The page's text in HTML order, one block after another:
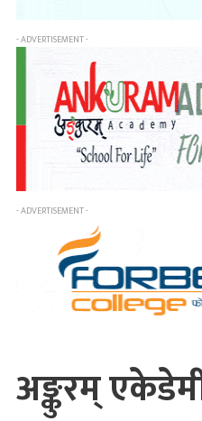
- ADVERTISEMENT -
- ADVERTISEMENT -
अङ्कुरम्